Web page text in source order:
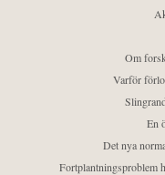
Om
Varför
En
Det nya
Fortplantningsproblem